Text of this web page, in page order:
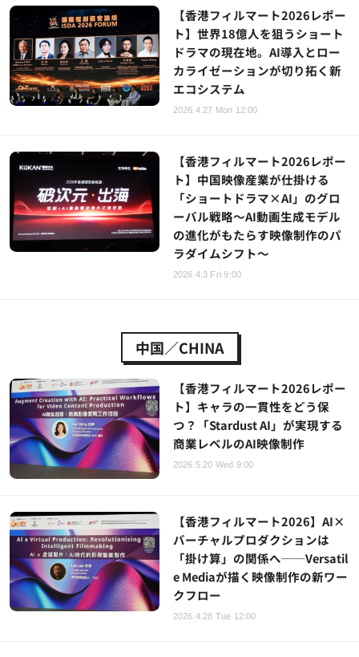
【香港フィルマート2026レポー
ト】世界18億人を狙うショート
ドラマの現在地。AI導入とロー
カライゼーションが切り拓く新
エコシステム
2026.4.27 Mon 12:00
【香港フィルマート2026レポー
ト】中国映像産業が仕掛ける
「ショートドラマ×AI」のグロ
ーバル戦略～AI動画生成モデル
の進化がもたらす映像制作のパ
ラダイムシフト～
2026.4.3 Fri 9:00
中国／CHINA
【香港フィルマート2026レポー
ト】キャラの一貫性をどう保
つ？「Stardust AI」が実現する
商業レベルのAI映像制作
2026.5.20 Wed 9:00
【香港フィルマート2026】AI×
バーチャルプロダクションは
「掛け算」の関係へ──Versatil
e Mediaが描く映像制作の新ワー
クフロー
2026.4.28 Tue 12:00